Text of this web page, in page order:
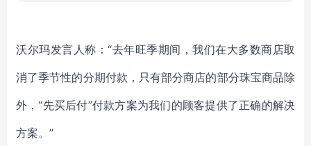
沃尔玛发言人称：“去年旺季期间，我们在大多数商店取
消了季节性的分期付款，只有部分商店的部分珠宝商品除
外，“先买后付”付款方案为我们的顾客提供了正确的解决
方案。”